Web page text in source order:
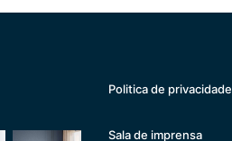
Politica de privacidade
Sala de imprensa